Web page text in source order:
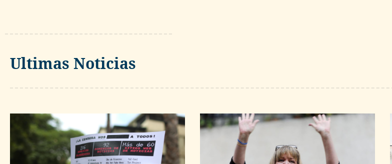
Ultimas Noticias